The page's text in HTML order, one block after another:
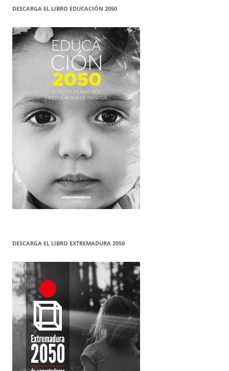
DESCARGA EL LIBRO EDUCACIÓN 2050
DESCARGA EL LIBRO EXTREMADURA 2050